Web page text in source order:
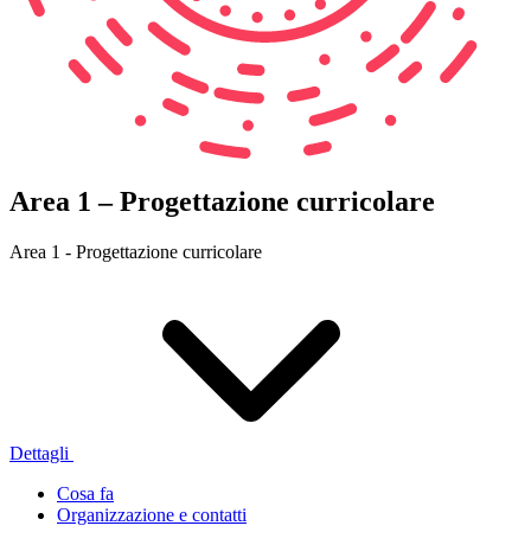
Area 1 – Progettazione curricolare
Area 1 - Progettazione curricolare
Dettagli
Cosa fa
Organizzazione e contatti